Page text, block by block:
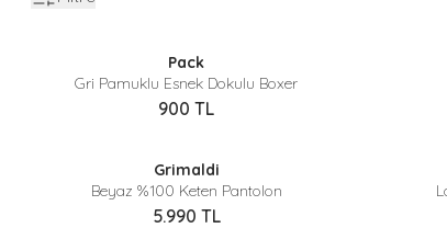
Pack
Gri Pamuklu Esnek Dokulu Boxer
900 TL
Grimaldi
Beyaz %100 Keten Pantolon
5.990 TL